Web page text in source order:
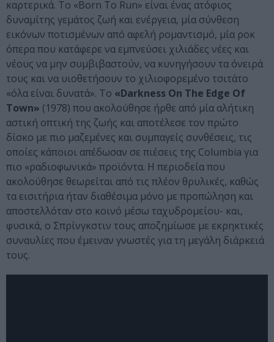
καρτερικά. Το «Born To Run» είναι ένας ατόφιος
δυναμίτης γεμάτος ζωή και ενέργεια, μία σύνθεση
εικόνων ποτισμένων από αφελή ρομαντισμό, μία ροκ
όπερα που κατάφερε να εμπνεύσει χιλιάδες νέες και
νέους να μην συμβιβαστούν, να κυνηγήσουν τα όνειρά
τους και να υιοθετήσουν το χιλιοφορεμένο τσιτάτο
«όλα είναι δυνατά». Το «Darkness On The Edge Of
Town» (1978) που ακολούθησε ήρθε από μία αλήτικη
αστική οπτική της ζωής και αποτέλεσε τον πρώτο
δίσκο με πιο μαζεμένες και συμπαγείς συνθέσεις, τις
οποίες κάποιοι απέδωσαν σε πιέσεις της Columbia για
πιο «ραδιοφωνικά» προϊόντα. Η περιοδεία που
ακολούθησε θεωρείται από τις πλέον θρυλικές, καθώς
τα εισιτήρια ήταν διαθέσιμα μόνο με προπώληση και
αποστελλόταν στο κοινό μέσω ταχυδρομείου- και,
φυσικά, ο Σπρίνγκστιν τους αποζημίωσε με εκρηκτικές
συναυλίες που έμειναν γνωστές για τη μεγάλη διάρκειά
τους.